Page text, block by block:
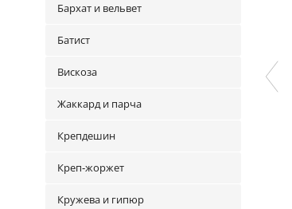
Бархат и вельвет
Батист
Вискоза
Жаккард и парча
Крепдешин
Креп-жоржет
Кружева и гипюр